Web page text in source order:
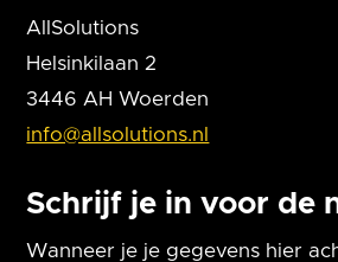
AllSolutions
Helsinkilaan 2
3446 AH Woerden
info@allsolutions.nl
Schrijf je in voor de
Wanneer je je gegevens hier